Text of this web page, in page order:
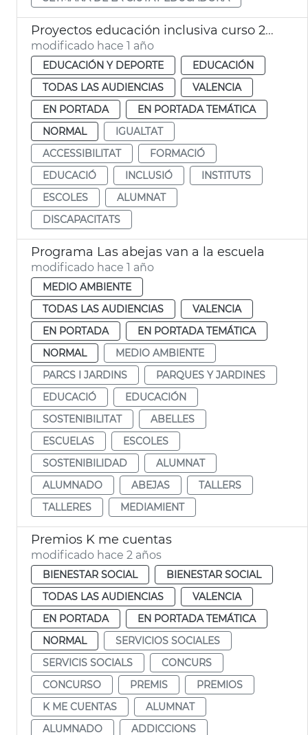
Proyectos educación inclusiva curso 24-25
modificado hace 1 año
EDUCACIÓN Y DEPORTE
EDUCACIÓN
TODAS LAS AUDIENCIAS
VALENCIA
EN PORTADA
EN PORTADA TEMÁTICA
NORMAL
IGUALTAT
ACCESSIBILITAT
FORMACIÓ
EDUCACIÓ
INCLUSIÓ
INSTITUTS
ESCOLES
ALUMNAT
DISCAPACITATS
Programa Las abejas van a la escuela
modificado hace 1 año
MEDIO AMBIENTE
TODAS LAS AUDIENCIAS
VALENCIA
EN PORTADA
EN PORTADA TEMÁTICA
NORMAL
MEDIO AMBIENTE
PARCS I JARDINS
PARQUES Y JARDINES
EDUCACIÓ
EDUCACIÓN
SOSTENIBILITAT
ABELLES
ESCUELAS
ESCOLES
SOSTENIBILIDAD
ALUMNAT
ALUMNADO
ABEJAS
TALLERS
TALLERES
MEDIAMIENT
Premios K me cuentas
modificado hace 2 años
BIENESTAR SOCIAL
BIENESTAR SOCIAL
TODAS LAS AUDIENCIAS
VALENCIA
EN PORTADA
EN PORTADA TEMÁTICA
NORMAL
SERVICIOS SOCIALES
SERVICIS SOCIALS
CONCURS
CONCURSO
PREMIS
PREMIOS
K ME CUENTAS
ALUMNAT
ALUMNADO
ADDICCIONS